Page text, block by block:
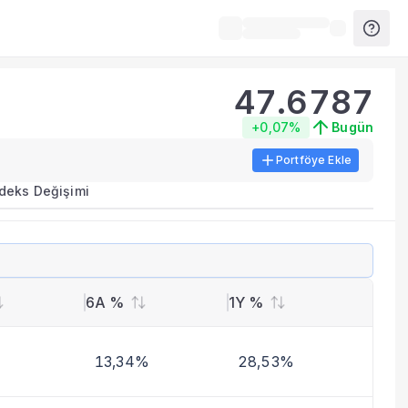
metrikleri listelenir.
benzer fonları inceleyebilirsiniz.
47.6787
+0,07% Bugün
Portföye Ekle
Değişimi
6A % 1Y %
13,34% 28,53%